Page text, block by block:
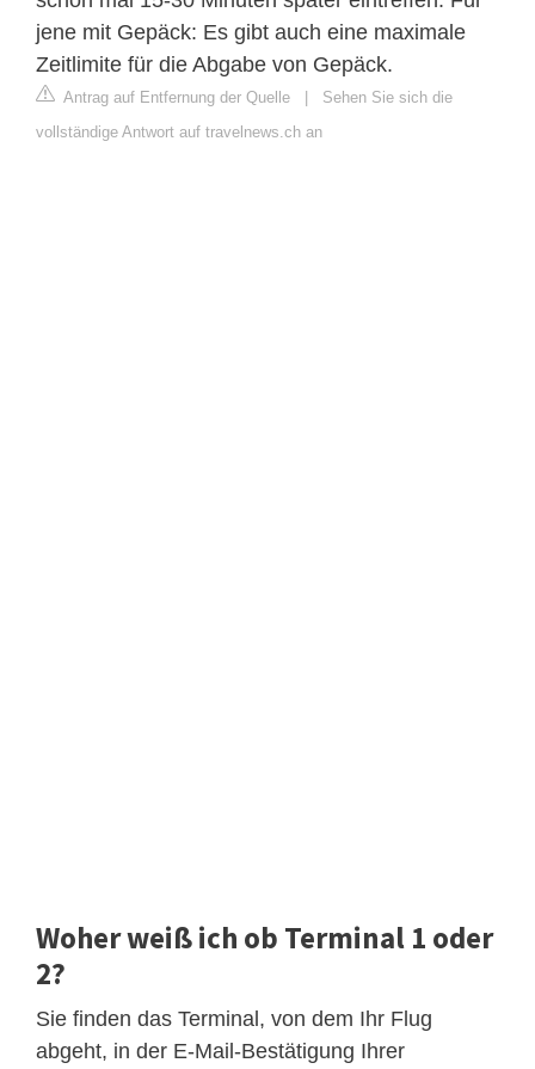
jene mit Gepäck: Es gibt auch eine maximale
Zeitlimite für die Abgabe von Gepäck.
Antrag auf Entfernung der Quelle | Sehen Sie sich die
vollständige Antwort auf travelnews.ch an
Woher weiß ich ob Terminal 1 oder
2?
Sie finden das Terminal, von dem Ihr Flug
abgeht, in der E-Mail-Bestätigung Ihrer